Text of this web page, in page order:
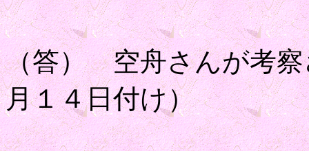
（答） 空舟さんが考察
月１４日付け）